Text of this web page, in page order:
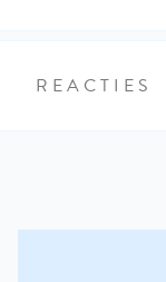
REACTIES